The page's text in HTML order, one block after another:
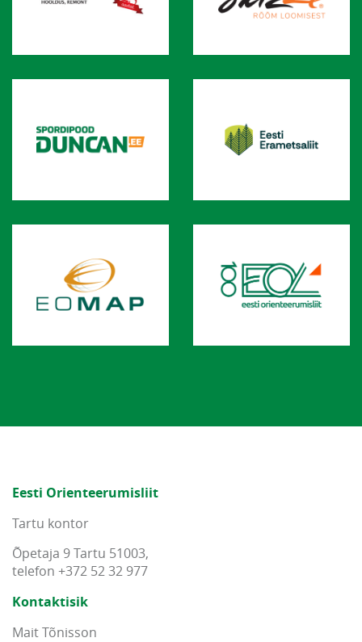
Eesti Orienteerumisliit
Tartu kontor
Õpetaja 9 Tartu 51003,
telefon +372 52 32 977
Kontaktisik
Mait Tõnisson